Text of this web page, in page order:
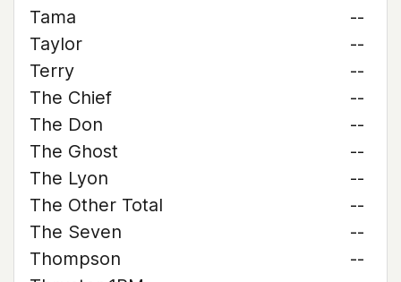
Tama
--
Taylor
--
Terry
--
The Chief
--
The Don
--
The Ghost
--
The Lyon
--
The Other Total
--
The Seven
--
Thompson
--